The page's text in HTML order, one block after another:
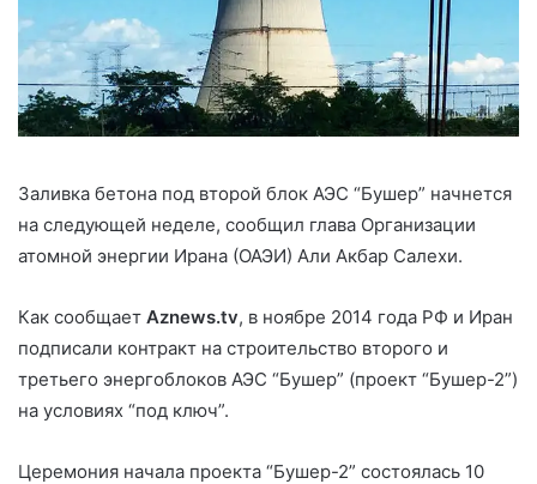
Заливка бетона под второй блок АЭС “Бушер” начнется
на следующей неделе, сообщил глава Организации
атомной энергии Ирана (ОАЭИ) Али Акбар Салехи.
Как сообщает Aznews.tv, в ноябре 2014 года РФ и Иран
подписали контракт на строительство второго и
третьего энергоблоков АЭС “Бушер” (проект “Бушер-2”)
на условиях “под ключ”.
Церемония начала проекта “Бушер-2” состоялась 10